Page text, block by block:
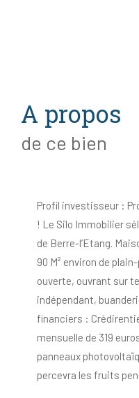
a propos
de ce bien
Profil investisseur :
! Le Silo Immobilier
de Berre-l’Etang.
90 M² environ de
ouverte, ouvrant sur
indépendant,
financiers :
mensuelle de 319
panneaux
percevra les fruits